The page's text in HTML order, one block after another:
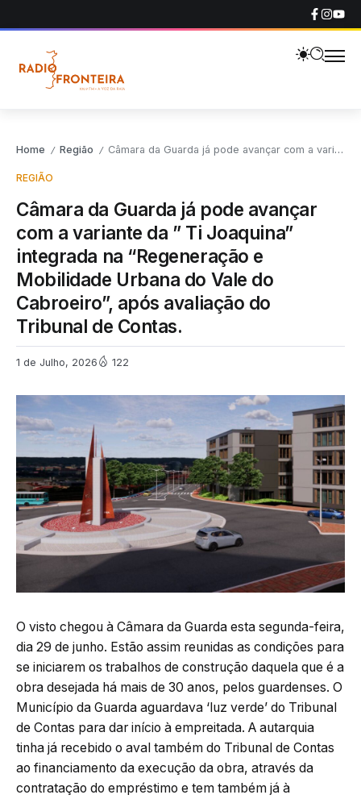
Home / Região / Câmara da Guarda já pode avançar com a variante da ” Ti Joaquina” integrada na “Regeneração e Mobilidade Urbana do Vale do Cabroeiro”, após avaliação do Tribunal de Contas.
REGIÃO
Câmara da Guarda já pode avançar
com a variante da ” Ti Joaquina”
integrada na “Regeneração e
Mobilidade Urbana do Vale do
Cabroeiro”, após avaliação do
Tribunal de Contas.
1 de Julho, 2026 122
O visto chegou à Câmara da Guarda esta segunda-feira,
dia 29 de junho. Estão assim reunidas as condições para
se iniciarem os trabalhos de construção daquela que é a
obra desejada há mais de 30 anos, pelos guardenses. O
Município da Guarda aguardava ‘luz verde’ do Tribunal
de Contas para dar início à empreitada. A autarquia
tinha já recebido o aval também do Tribunal de Contas
ao financiamento da execução da obra, através da
contratação do empréstimo e tem também já à